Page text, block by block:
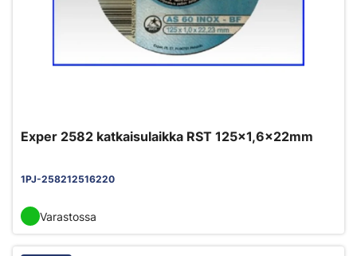
Exper 2582 katkaisulaikka RST 125x1,6x22mm
1PJ-258212516220
Varastossa